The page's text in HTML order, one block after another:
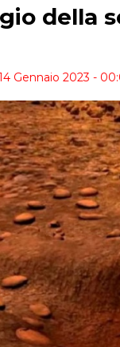
della
Gennaio 2023 -